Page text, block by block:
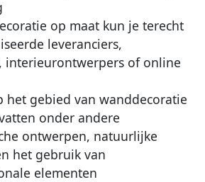
op maat kun je terecht
leveranciers,
interieurontwerpers of online
het gebied van wanddecoratie
onder andere
ontwerpen, natuurlijke
het gebruik van
elementen